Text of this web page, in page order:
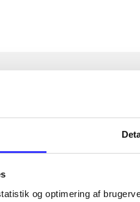
og optimering af